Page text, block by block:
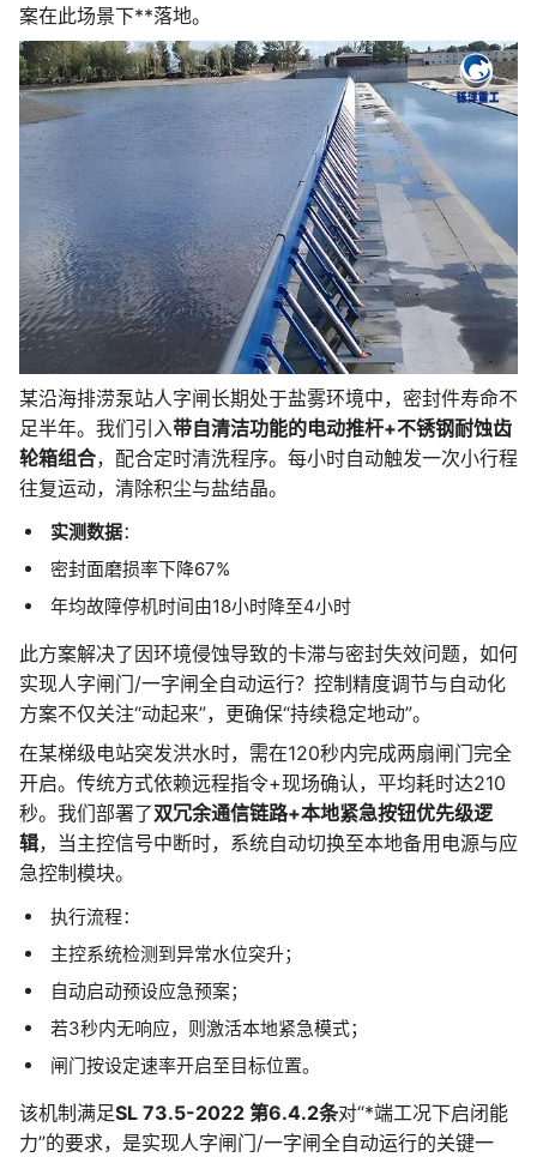
案在此场景下**落地。
某沿海排涝泵站人字闸长期处于盐雾环境中，密封件寿命不
足半年。我们引入带自清洁功能的电动推杆+不锈钢耐蚀齿
轮箱组合，配合定时清洗程序。每小时自动触发一次小行程
往复运动，清除积尘与盐结晶。
实测数据：
密封面磨损率下降67%
年均故障停机时间由18小时降至4小时
此方案解决了因环境侵蚀导致的卡滞与密封失效问题，如何
实现人字闸门/一字闸全自动运行？控制精度调节与自动化
方案不仅关注“动起来”，更确保“持续稳定地动”。
在某梯级电站突发洪水时，需在120秒内完成两扇闸门完全
开启。传统方式依赖远程指令+现场确认，平均耗时达210
秒。我们部署了双冗余通信链路+本地紧急按钮优先级逻
辑，当主控信号中断时，系统自动切换至本地备用电源与应
急控制模块。
执行流程：
主控系统检测到异常水位突升；
自动启动预设应急预案；
若3秒内无响应，则激活本地紧急模式；
闸门按设定速率开启至目标位置。
该机制满足SL 73.5-2022 第6.4.2条对“*端工况下启闭能
力”的要求，是实现人字闸门/一字闸全自动运行的关键一